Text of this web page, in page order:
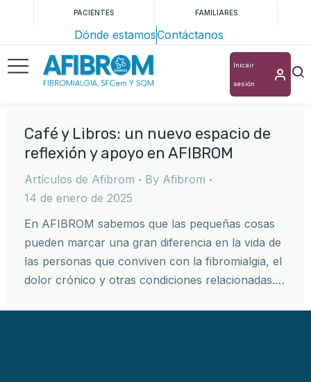
PACIENTES FAMILIARES
Dónde estamosContáctanos
Inicair
sesión
Café y Libros: un nuevo espacio de
reflexión y apoyo en AFIBROM
Artículos de Afibrom By Afibrom
14 de enero de 2025
En AFIBROM sabemos que las pequeñas cosas
pueden marcar una gran diferencia en la vida de
las personas que conviven con la fibromialgia, el
dolor crónico y otras condiciones relacionadas.…